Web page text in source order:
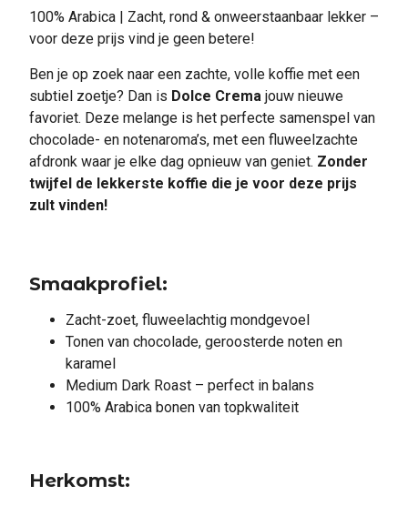
100% Arabica | Zacht, rond & onweerstaanbaar lekker –
voor deze prijs vind je geen betere!
Ben je op zoek naar een zachte, volle koffie met een
subtiel zoetje? Dan is Dolce Crema jouw nieuwe
favoriet. Deze melange is het perfecte samenspel van
chocolade- en notenaroma’s, met een fluweelzachte
afdronk waar je elke dag opnieuw van geniet. Zonder
twijfel de lekkerste koffie die je voor deze prijs
zult vinden!
Smaakprofiel:
Zacht-zoet, fluweelachtig mondgevoel
Tonen van chocolade, geroosterde noten en
karamel
Medium Dark Roast – perfect in balans
100% Arabica bonen van topkwaliteit
Herkomst: